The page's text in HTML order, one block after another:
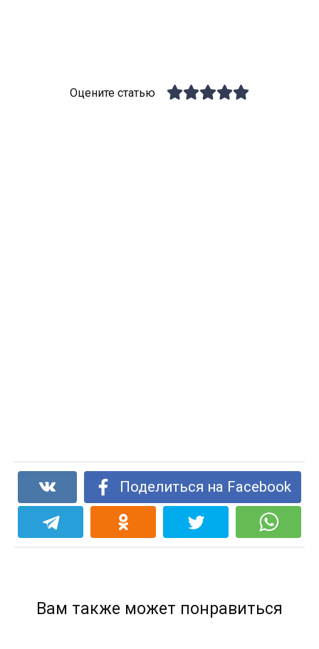
Оцените статью
Поделиться на Facebook
Вам также может понравиться